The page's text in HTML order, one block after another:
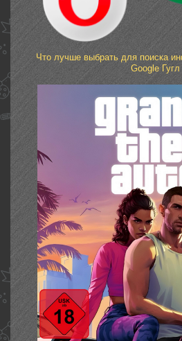
Что лучше выбрать для поиска
Google Гугл